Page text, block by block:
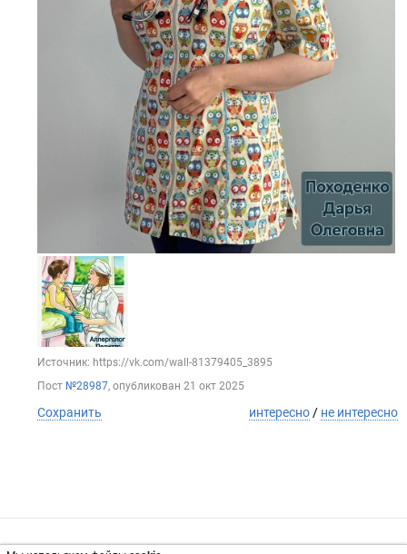
Источник: https://vk.com/wall-81379405_3895
Пост №28987, опубликован 21 окт 2025
Сохранить интересно/ не интересно